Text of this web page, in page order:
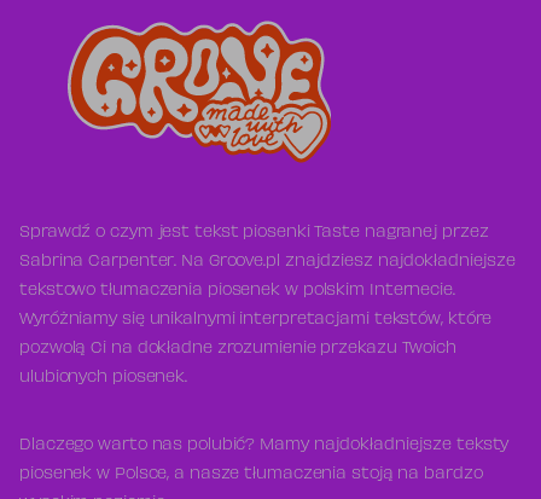
Sprawdź o czym jest tekst piosenki Taste nagranej przez
Sabrina Carpenter. Na Groove.pl znajdziesz najdokładniejsze
tekstowo tłumaczenia piosenek w polskim Internecie.
Wyróżniamy się unikalnymi interpretacjami tekstów, które
pozwolą Ci na dokładne zrozumienie przekazu Twoich
ulubionych piosenek.
Dlaczego warto nas polubić? Mamy najdokładniejsze teksty
piosenek w Polsce, a nasze tłumaczenia stoją na bardzo